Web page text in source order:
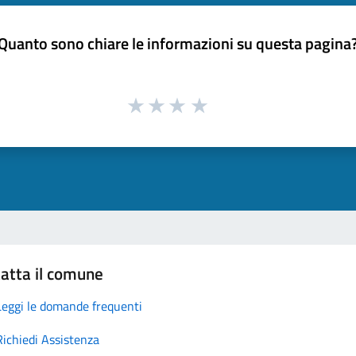
sono chiare le informazioni su questa
il comune
le domande frequenti
Assistenza